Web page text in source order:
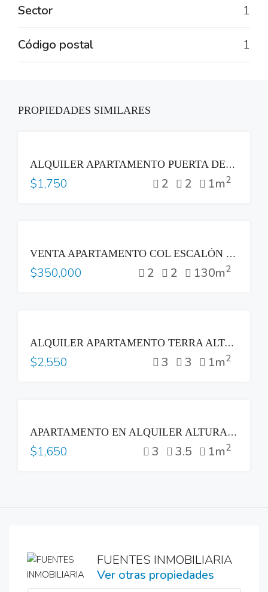
Sector 1
Código postal 1
PROPIEDADES SIMILARES
ALQUILER APARTAMENTO PUERTA DEL ALMA ZONA MULTIPLAZA ANTIGUO CUSCATLAN
$1,750 2 2 1m2
VENTA APARTAMENTO COL ESCALÓN PARTE ALTA LAS VISTAS SAN SALVADOR
$350,000 2 2 130m2
ALQUILER APARTAMENTO TERRA ALTA COLONIA ESCALÓN SAN SALVADOR
$2,550 3 3 1m2
APARTAMENTO EN ALQUILER ALTURAS DEL BOSQUE NUEVO CUSCATLAN
$1,650 3 3.5 1m2
FUENTES INMOBILIARIA
Ver otras propiedades